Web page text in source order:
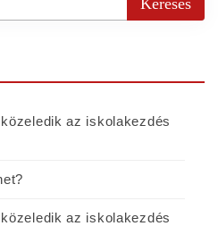
az iskolakezdés
az iskolakezdés